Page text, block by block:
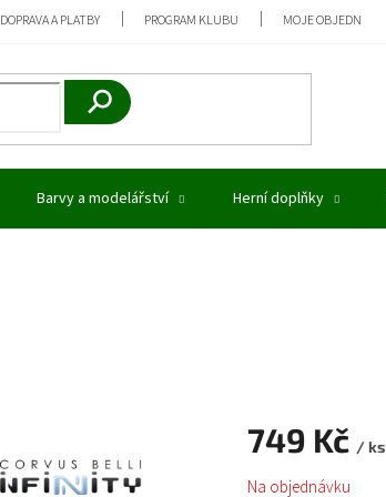
DOPRAVA A PLATBY PROGRAM KLUBU MOJE OBJEDNÁVKA
Barvy a modelářství Herní doplňky
749 Kč / ks
Měrná
Na objednávku